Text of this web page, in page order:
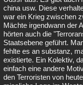
china usw. Diese
war ein Krieg zwischen
Mächte irgendwann der
hörten auch die
Staatsebene geführt.
fehlte es an substanz,
existierte. Ein Kolektiv,
einfach eine andere
den Terroristen von